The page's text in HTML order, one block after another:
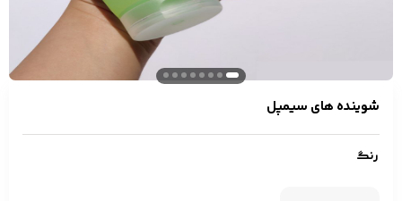
شوینده های سیمپل
رنگ